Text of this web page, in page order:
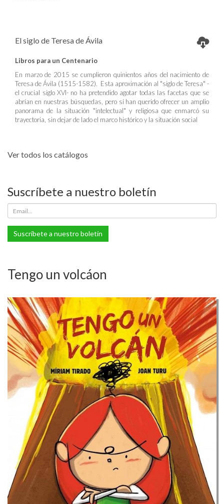
El siglo de Teresa de Ávila
Libros para un Centenario
En marzo de 2015 se cumplieron quinientos años del nacimiento de
Teresa de Ávila (1515-1582). Esta aproximación al "siglo de Teresa" -
el crucial siglo XVI- no ha pretendido agotar todas las facetas que se
abrían en nuestras búsquedas, pero sí han querido ofrecer un amplio
panorama de la situación "intelectual" y religiosa que enmarcó su
trayectoria, sin dejar de lado el marco histórico y la situación social
Ver todos los catálogos
Suscríbete a nuestro boletín
Suscríbete a nuestro boletín
Tengo un volcáon